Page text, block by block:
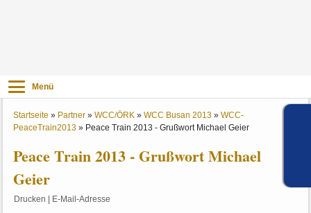
Menü
Startseite » Partner »WCC/ÖRK »WCC Busan 2013 »WCC-
PeaceTrain2013 » Peace Train 2013 - Grußwort Michael Geier
Peace Train 2013 - Grußwort Michael
Geier
Drucken E-Mail-Adresse